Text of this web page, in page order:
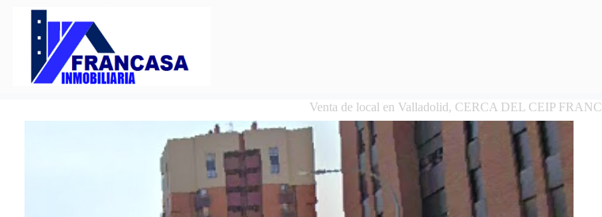
Venta de local en Valladolid, CERCA DEL CEIP